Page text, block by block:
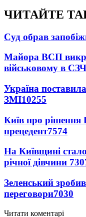
ЧИТАЙТЕ
Суд обрав
Майора ВСП
військовому в СЗЧ
Україна
ЗМІ10255
Київ про рішення
прецедент7574
На Київщині
річної дівчини
Зеленський
переговори7030
Читати коментарі